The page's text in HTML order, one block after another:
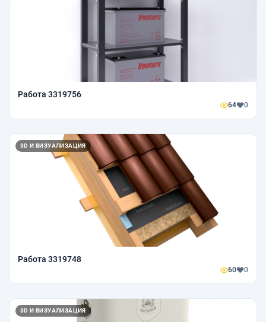
Работа 3319756
64 0
3D И ВИЗУАЛИЗАЦИЯ
Работа 3319748
60 0
3D И ВИЗУАЛИЗАЦИЯ